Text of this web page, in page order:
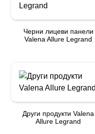
Черни лицеви панели
Valena Allure Legrand
Други продукти Valena
Allure Legrand